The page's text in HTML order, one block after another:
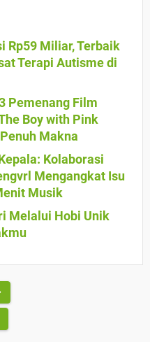
Rp59 Miliar, Terbaik
Terapi Autisme di
Pemenang Film
Boy with Pink
Makna
Kolaborasi
Mengangkat Isu
Musik
Melalui Hobi Unik